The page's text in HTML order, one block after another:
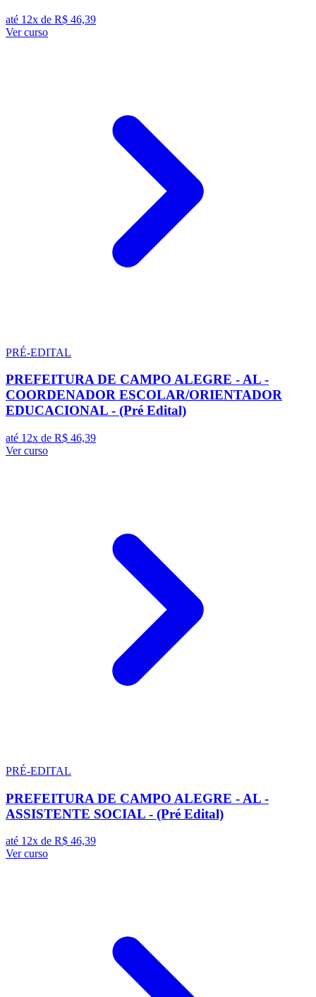
até 12x de R$ 46,39
Ver curso
PRÉ-EDITAL
PREFEITURA DE CAMPO ALEGRE - AL -
COORDENADOR ESCOLAR/ORIENTADOR
EDUCACIONAL - (Pré Edital)
até 12x de R$ 46,39
Ver curso
PRÉ-EDITAL
PREFEITURA DE CAMPO ALEGRE - AL -
ASSISTENTE SOCIAL - (Pré Edital)
até 12x de R$ 46,39
Ver curso